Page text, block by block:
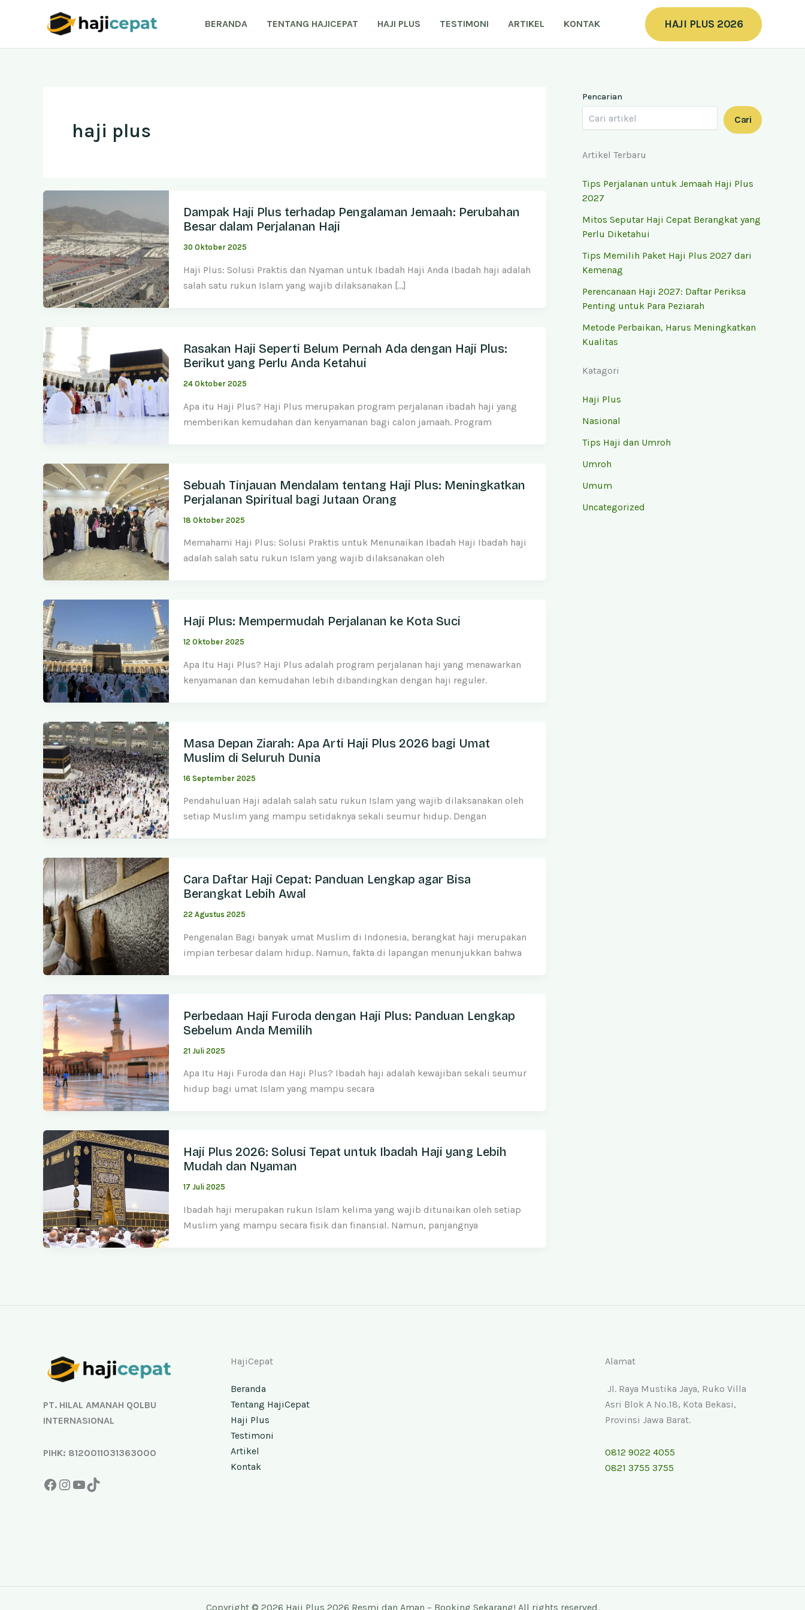
BERANDA TENTANG HAJICEPAT HAJI PLUS TESTIMONI ARTIKEL KONTAK HAJI PLUS 2026
haji plus
Dampak Haji Plus terhadap Pengalaman Jemaah: Perubahan
Besar dalam Perjalanan Haji
30 Oktober 2025
Haji Plus: Solusi Praktis dan Nyaman untuk Ibadah Haji Anda Ibadah haji adalah
salah satu rukun Islam yang wajib dilaksanakan […]
Rasakan Haji Seperti Belum Pernah Ada dengan Haji Plus:
Berikut yang Perlu Anda Ketahui
24 Oktober 2025
Apa itu Haji Plus? Haji Plus merupakan program perjalanan ibadah haji yang
memberikan kemudahan dan kenyamanan bagi calon jamaah. Program
Sebuah Tinjauan Mendalam tentang Haji Plus: Meningkatkan
Perjalanan Spiritual bagi Jutaan Orang
18 Oktober 2025
Memahami Haji Plus: Solusi Praktis untuk Menunaikan Ibadah Haji Ibadah haji
adalah salah satu rukun Islam yang wajib dilaksanakan oleh
Haji Plus: Mempermudah Perjalanan ke Kota Suci
12 Oktober 2025
Apa Itu Haji Plus? Haji Plus adalah program perjalanan haji yang menawarkan
kenyamanan dan kemudahan lebih dibandingkan dengan haji reguler.
Masa Depan Ziarah: Apa Arti Haji Plus 2026 bagi Umat
Muslim di Seluruh Dunia
16 September 2025
Pendahuluan Haji adalah salah satu rukun Islam yang wajib dilaksanakan oleh
setiap Muslim yang mampu setidaknya sekali seumur hidup. Dengan
Cara Daftar Haji Cepat: Panduan Lengkap agar Bisa
Berangkat Lebih Awal
22 Agustus 2025
Pengenalan Bagi banyak umat Muslim di Indonesia, berangkat haji merupakan
impian terbesar dalam hidup. Namun, fakta di lapangan menunjukkan bahwa
Perbedaan Haji Furoda dengan Haji Plus: Panduan Lengkap
Sebelum Anda Memilih
21 Juli 2025
Apa Itu Haji Furoda dan Haji Plus? Ibadah haji adalah kewajiban sekali seumur
hidup bagi umat Islam yang mampu secara
Haji Plus 2026: Solusi Tepat untuk Ibadah Haji yang Lebih
Mudah dan Nyaman
17 Juli 2025
Ibadah haji merupakan rukun Islam kelima yang wajib ditunaikan oleh setiap
Muslim yang mampu secara fisik dan finansial. Namun, panjangnya
Pencarian
Cari
Artikel Terbaru
Tips Perjalanan untuk Jemaah Haji Plus
2027
Mitos Seputar Haji Cepat Berangkat yang
Perlu Diketahui
Tips Memilih Paket Haji Plus 2027 dari
Kemenag
Perencanaan Haji 2027: Daftar Periksa
Penting untuk Para Peziarah
Metode Perbaikan, Harus Meningkatkan
Kualitas
Katagori
Haji Plus
Nasional
Tips Haji dan Umroh
Umroh
Umum
Uncategorized
PT. HILAL AMANAH QOLBU
INTERNASIONAL
PIHK: 8120011031363000
Facebook
Instagram HajiCepat
Beranda
Tentang HajiCepat
Haji Plus
Testimoni
Artikel
Kontak
Alamat
Jl. Raya Mustika Jaya, Ruko Villa
Asri Blok A No.18, Kota Bekasi,
Provinsi Jawa Barat.
0812 9022 4055
0821 3755 3755
Copyright © 2026 Haji Plus 2026 Resmi dan Aman – Booking Sekarang! All rights reserved.